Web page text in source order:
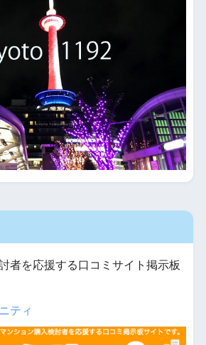
者を応援する口コミサイト掲示板
ティ